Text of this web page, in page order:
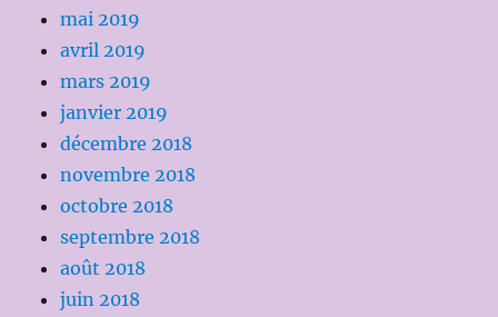
mai 2019
avril 2019
mars 2019
janvier 2019
décembre 2018
novembre 2018
octobre 2018
septembre 2018
août 2018
juin 2018